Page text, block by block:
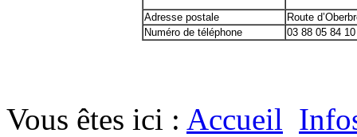
Adresse postale
Route
Numéro de téléphone
03 88 05 84 10
Vous êtes ici : Accueil